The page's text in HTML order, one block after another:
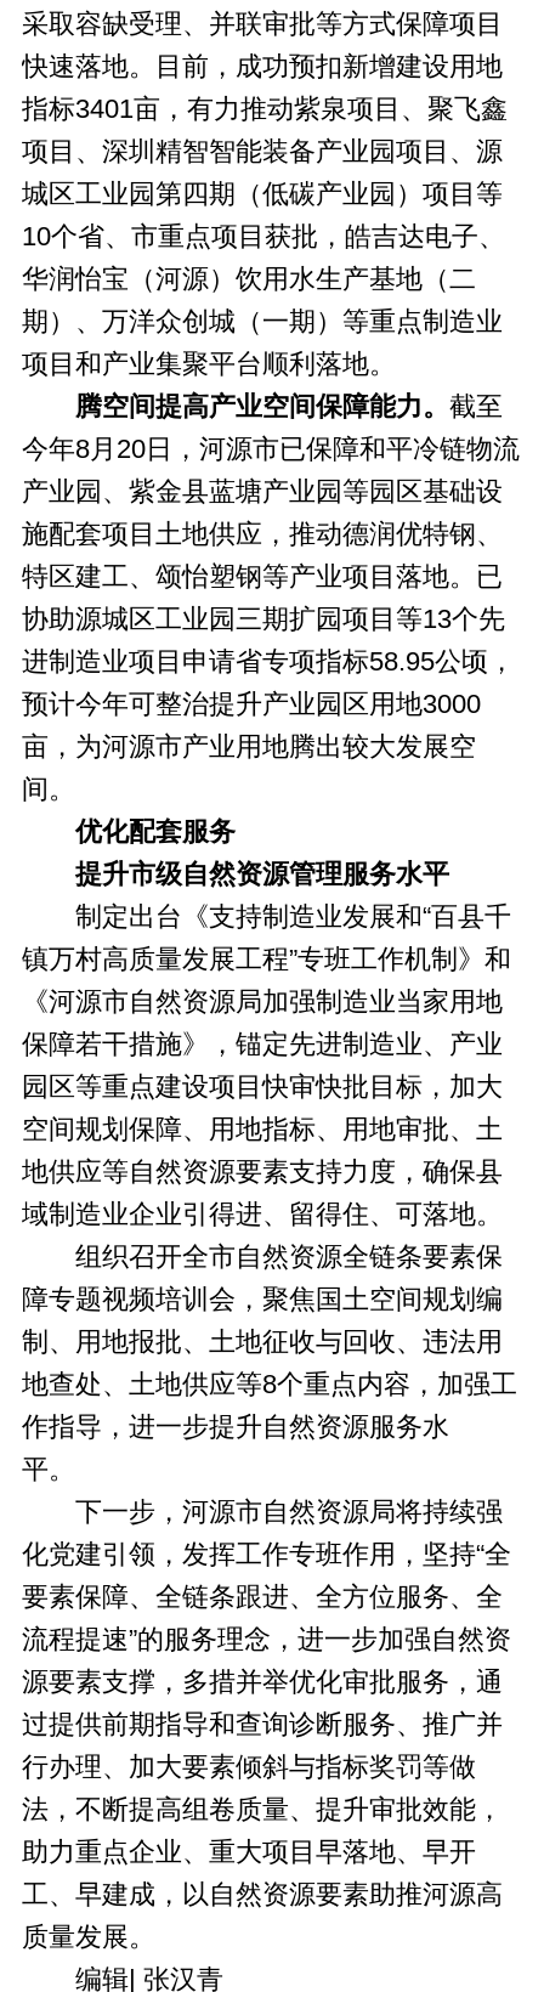
采取容缺受理、并联审批等方式保障项目
快速落地。目前，成功预扣新增建设用地
指标3401亩，有力推动紫泉项目、聚飞鑫
项目、深圳精智智能装备产业园项目、源
城区工业园第四期（低碳产业园）项目等
10个省、市重点项目获批，皓吉达电子、
华润怡宝（河源）饮用水生产基地（二
期）、万洋众创城（一期）等重点制造业
项目和产业集聚平台顺利落地。
腾空间提高产业空间保障能力。 截至
今年8月20日，河源市已保障和平冷链物流
产业园、紫金县蓝塘产业园等园区基础设
施配套项目土地供应，推动德润优特钢、
特区建工、颂怡塑钢等产业项目落地。已
协助源城区工业园三期扩园项目等13个先
进制造业项目申请省专项指标58.95公顷，
预计今年可整治提升产业园区用地3000
亩，为河源市产业用地腾出较大发展空
间。
优化配套服务
提升市级自然资源管理服务水平
制定出台《支持制造业发展和“百县千
镇万村高质量发展工程”专班工作机制》和
《河源市自然资源局加强制造业当家用地
保障若干措施》，锚定先进制造业、产业
园区等重点建设项目快审快批目标，加大
空间规划保障、用地指标、用地审批、土
地供应等自然资源要素支持力度，确保县
域制造业企业引得进、留得住、可落地。
组织召开全市自然资源全链条要素保
障专题视频培训会，聚焦国土空间规划编
制、用地报批、土地征收与回收、违法用
地查处、土地供应等8个重点内容，加强工
作指导，进一步提升自然资源服务水
平。
下一步，河源市自然资源局将持续强
化党建引领，发挥工作专班作用，坚持“全
要素保障、全链条跟进、全方位服务、全
流程提速”的服务理念，进一步加强自然资
源要素支撑，多措并举优化审批服务，通
过提供前期指导和查询诊断服务、推广并
行办理、加大要素倾斜与指标奖罚等做
法，不断提高组卷质量、提升审批效能，
助力重点企业、重大项目早落地、早开
工、早建成，以自然资源要素助推河源高
质量发展。
编辑| 张汉青